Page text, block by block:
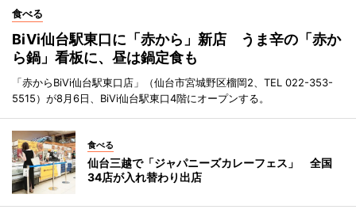
食べる
BiVi仙台駅東口に「赤から」新店 うま辛の「赤か
ら鍋」看板に、昼は鍋定食も
「赤からBiVi仙台駅東口店」（仙台市宮城野区榴岡2、TEL 022-353-
5515）が8月6日、BiVi仙台駅東口4階にオープンする。
食べる
仙台三越で「ジャパニーズカレーフェス」 全国
34店が入れ替わり出店